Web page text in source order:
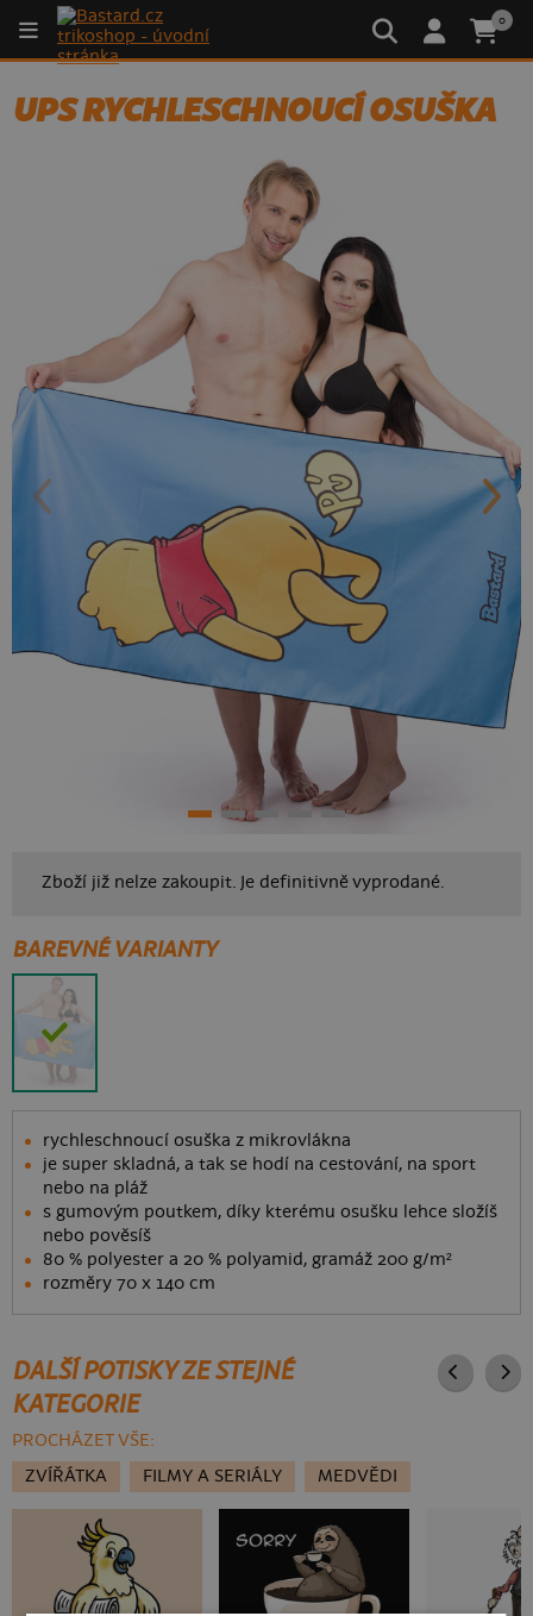
0
UPS RYCHLESCHNOUCÍ OSUŠKA
Zboží již nelze zakoupit. Je definitivně vyprodané.
BAREVNÉ VARIANTY
rychleschnoucí osuška z mikrovlákna
je super skladná, a tak se hodí na cestování, na sport
nebo na pláž
s gumovým poutkem, díky kterému osušku lehce složíš
nebo pověsíš
80 % polyester a 20 % polyamid, gramáž 200 g/m²
rozměry 70 x 140 cm
DALŠÍ POTISKY ZE STEJNÉ
KATEGORIE
PROCHÁZET VŠE:
ZVÍŘÁTKA
FILMY A SERIÁLY MEDVĚDI